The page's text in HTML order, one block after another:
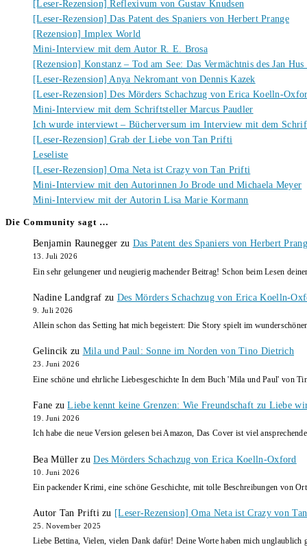
[Leser-Rezension] Reflexivum von Gustav Knudsen
[Leser-Rezension] Das Patent des Spaniers von Herbert Prange
[Rezension] Implex World
Mini-Interview mit dem Autor R. E. Brosa
[Rezension] Konstanz – Tod am See: Das Vermächtnis des Jan
[Leser-Rezension] Anya Nekromant von Dennis Kazek
[Leser-Rezension] Des Mörders Schachzug von Erica Koelln-
Mini-Interview mit dem Schriftsteller Marcus Paudler
Ich wurde interviewt – Bücherversum im Interview mit dem
[Leser-Rezension] Grab der Liebe von Tan Prifti
Leseliste
[Leser-Rezension] Oma Neta ist Crazy von Tan Prifti
Mini-Interview mit den Autorinnen Jo Brode und Michaela Meyer
Mini-Interview mit der Autorin Lisa Marie Kormann
Die Community sagt …
Benjamin Raunegger zu Das Patent des Spaniers von Herbert
13. Juli 2026
Ein sehr gelungener und neugierig machender Beitrag! Schon beim Lesen
Nadine Landgraf zu Des Mörders Schachzug von Erica Koelln-
9. Juli 2026
Allein schon das Setting hat mich begeistert: Die Story spielt im
Gelincik zu Mila und Paul: Sonne im Norden von Tino Dietrich
23. Juni 2026
Eine schöne und ehrliche Liebesgeschichte In dem Buch 'Mila und Paul' von
Fane zuLiebe kennt keine Grenzen: Wie Freundschaft zu Liebe
19. Juni 2026
Ich habe die neue Version gelesen bei Amazon, Das Cover ist viel
Bea Müller zuDes Mörders Schachzug von Erica Koelln-Oxford
10. Juni 2026
Ein packender Krimi, eine schöne Geschichte, mit tolle Beschreibungen von
Autor Tan Priftizu [Leser-Rezension] Oma Neta ist Crazy von
25. November 2025
Liebe Bettina, Vielen, vielen Dank dafür! Deine Worte haben mich unglaublich